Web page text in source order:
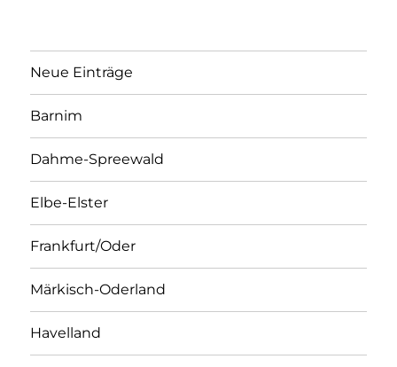
Neue Einträge
Barnim
Dahme-Spreewald
Elbe-Elster
Frankfurt/Oder
Märkisch-Oderland
Havelland